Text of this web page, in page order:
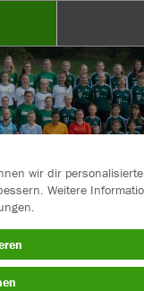
SV
e.V. neu
wir dir personalisierte
Weitere